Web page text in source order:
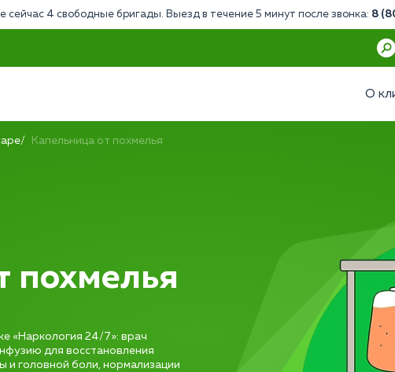
сейчас 4 свободные бригады. Выезд в течение 5 минут после звонка: 8
О
Капельница от похмелья
похмелья
«Наркология 24/7»: врач
для восстановления
и головной боли, нормализации